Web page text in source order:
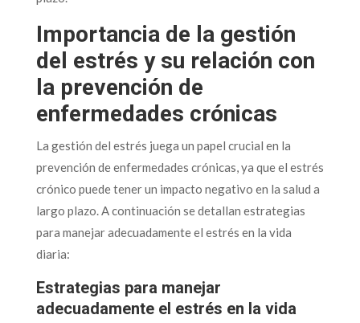
Importancia de la gestión
del estrés y su relación con
la prevención de
enfermedades crónicas
La gestión del estrés juega un papel crucial en la
prevención de enfermedades crónicas, ya que el estrés
crónico puede tener un impacto negativo en la salud a
largo plazo. A continuación se detallan estrategias
para manejar adecuadamente el estrés en la vida
diaria:
Estrategias para manejar
adecuadamente el estrés en la vida